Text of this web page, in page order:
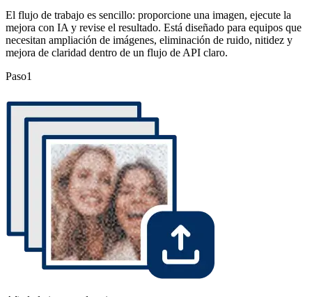
El flujo de trabajo es sencillo: proporcione una imagen, ejecute la
mejora con IA y revise el resultado. Está diseñado para equipos que
necesitan ampliación de imágenes, eliminación de ruido, nitidez y
mejora de claridad dentro de un flujo de API claro.
Paso1